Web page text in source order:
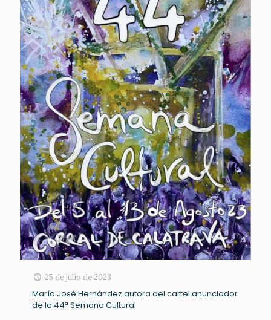
25 de julio de 2023
María José Hernández autora del cartel anunciador
de la 44ª Semana Cultural